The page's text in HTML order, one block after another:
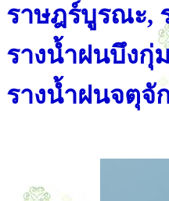
ราษฎร์บูรณะ,
รางน้ำฝนบึงกุ่
รางน้ำฝนจตุจั